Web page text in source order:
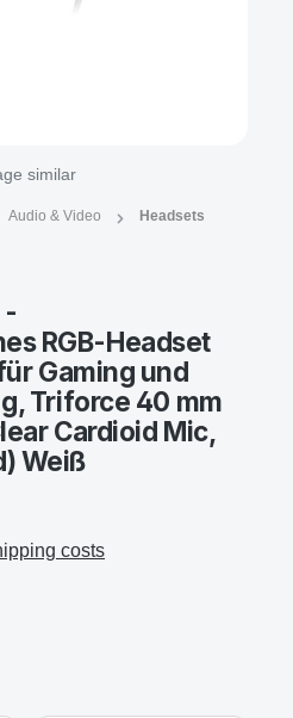
similar
Audio & Video Headsets
-
RGB-Headset
Gaming und
Triforce 40 mm
Cardioid Mic,
Weiß
costs